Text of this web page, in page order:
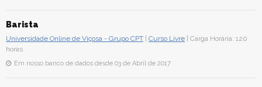
Barista
Universidade Online de Viçosa - Grupo CPT Curso Livre | Carga Horária: 120
horas
Em nosso banco de dados desde 03 de Abril de 2017